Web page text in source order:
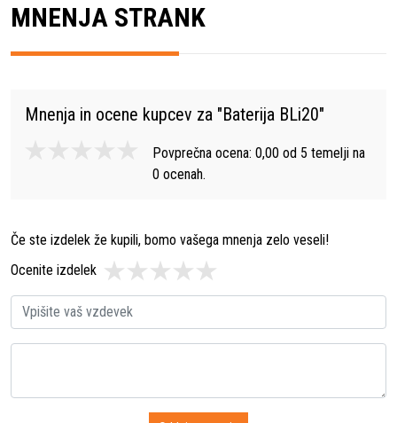
MNENJA STRANK
Mnenja in ocene kupcev za "Baterija BLi20"
Povprečna ocena: 0,00 od 5 temelji na
0 ocenah.
Če ste izdelek že kupili, bomo vašega mnenja zelo veseli!
Ocenite izdelek